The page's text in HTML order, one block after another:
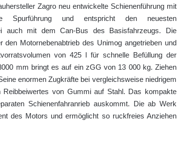
Zagro neu entwickelte Schienenführung mit
Spurführung und entspricht den neuesten
auch mit dem Can-Bus des Basisfahrzeugs. Die
Motornebenabtrieb des Unimog angetrieben und
von 425 l für schnelle Befüllung der
mm bringt es auf ein zGG von 13 000 kg. Ziehen
enormen Zugkräfte bei vergleichsweise niedrigem
von Gummi auf Stahl. Das kompakte
Schienenfahranrieb auskommt. Die ab Werk
des Motors und ermöglicht so ruckfreies Anziehen